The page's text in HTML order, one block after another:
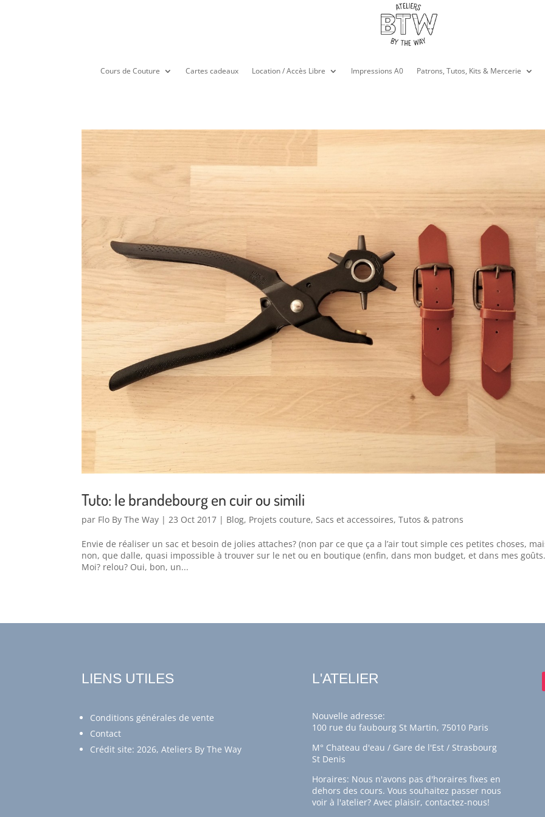
Cours de Couture Cartes cadeaux Location / Accès Libre Impressions A0 Patrons, Tutos, Kits & Mercerie
Tuto: le brandebourg en cuir ou simili
par Flo By The Way | 23 Oct 2017 | Blog, Projets couture, Sacs et accessoires,Tutos & patrons
Envie de réaliser un sac et besoin de jolies attaches? (non par ce que ça a l’air tout simple ces petites choses,
non, que dalle, quasi impossible à trouver sur le net ou en boutique (enfin, dans mon budget, et dans mes
Moi? relou? Oui, bon, un...
LIENS UTILES
Conditions générales de vente
Contact
Crédit site: 2026, Ateliers By The Way
L'ATELIER
Nouvelle adresse:
100 rue du faubourg St Martin, 75010 Paris
M° Chateau d'eau / Gare de l'Est / Strasbourg
St Denis
Horaires: Nous n'avons pas d'horaires fixes en
dehors des cours. Vous souhaitez passer nous
voir à l'atelier? Avec plaisir, contactez-nous!